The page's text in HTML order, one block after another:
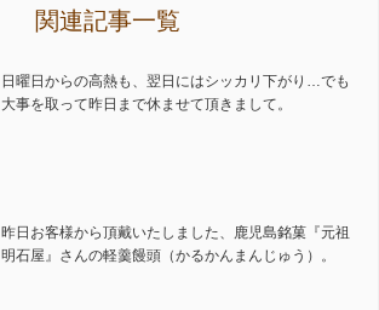
関連記事一覧
日曜日からの高熱も、翌日にはシッカリ下がり…でも
大事を取って昨日まで休ませて頂きまして。
昨日お客様から頂戴いたしました、鹿児島銘菓『元祖
明石屋』さんの軽羹饅頭（かるかんまんじゅう）。